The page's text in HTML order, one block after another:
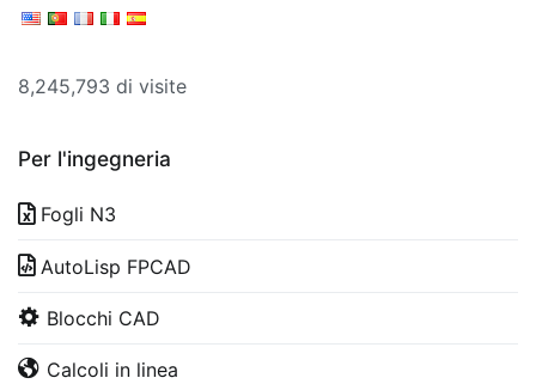
8,245,793 di visite
Per l'ingegneria
Fogli N3
AutoLisp FPCAD
Blocchi CAD
Calcoli in linea